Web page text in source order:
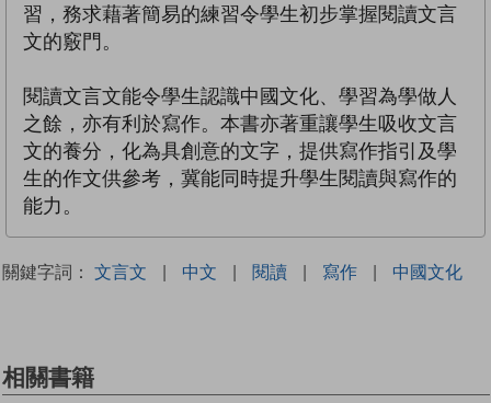
習，務求藉著簡易的練習令學生初步掌握閱讀文言
文的竅門。
閱讀文言文能令學生認識中國文化、學習為學做人
之餘，亦有利於寫作。本書亦著重讓學生吸收文言
文的養分，化為具創意的文字，提供寫作指引及學
生的作文供參考，冀能同時提升學生閱讀與寫作的
能力。
關鍵字詞： 文言文 | 中文 | 閱讀 | 寫作 | 中國文化
相關書籍